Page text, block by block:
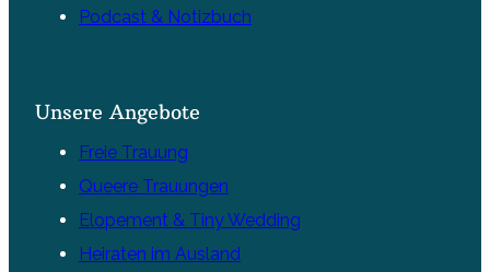
Podcast & Notizbuch
Unsere Angebote
Freie Trauung
Queere Trauungen
Elopement & Tiny Wedding
Heiraten im Ausland